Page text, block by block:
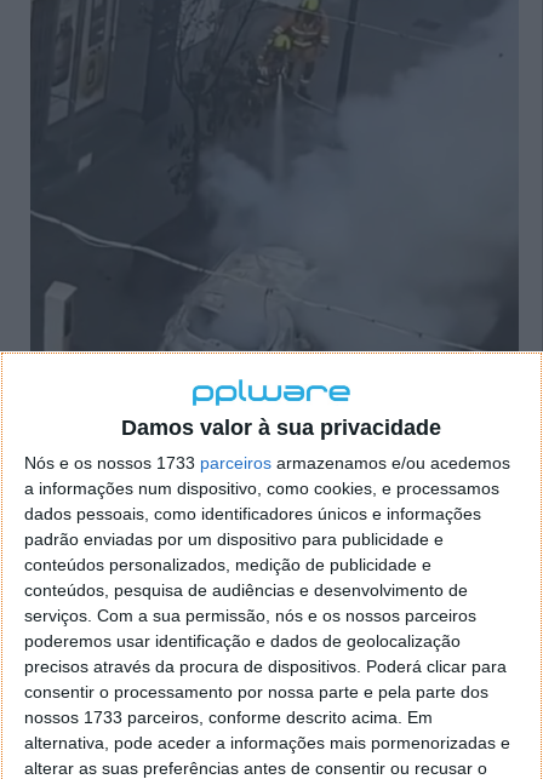
Damos valor à sua privacidade
Nós e os nossos 1733 parceiros armazenamos e/ou acedemos
a informações num dispositivo, como cookies, e processamos
dados pessoais, como identificadores únicos e informações
padrão enviadas por um dispositivo para publicidade e
conteúdos personalizados, medição de publicidade e
conteúdos, pesquisa de audiências e desenvolvimento de
serviços. Com a sua permissão, nós e os nossos parceiros
poderemos usar identificação e dados de geolocalização
precisos através da procura de dispositivos. Poderá clicar para
consentir o processamento por nossa parte e pela parte dos
nossos 1733 parceiros, conforme descrito acima. Em
alternativa, pode aceder a informações mais pormenorizadas e
alterar as suas preferências antes de consentir ou recusar o
Fonte: Cadena SER (2025)
Durante a sessão plenária municipal, a presidente Ana
Sala informou que a Câmara Municipal deixará de
utilizar veículos elétricos a partir do próximo mês de
novembro, quando expirar a prorrogação do atual
contrato de aluguer.
Segundo a presidente, esta decisão representa uma
mudança de critério relativamente aos últimos oito
anos - período em que este tipo de veículos foi
utilizado de forma contínua.